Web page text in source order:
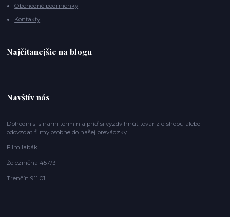
Obchodné podmienky
Kontakty
Najčítanejšie na blogu
Navštív nás
Dohodni si s nami termín a príď si vyzdvihnúť tovar z e-shopu alebo
odovzdať filmy osobne do našej prevádzky.
Film labák
Železničná 457/3
Trenčín 911 01